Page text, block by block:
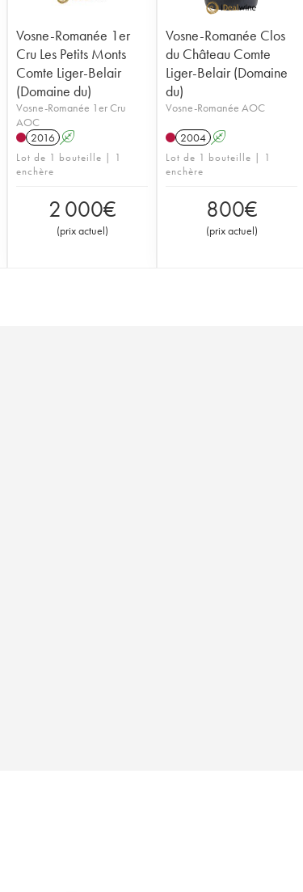
Vosne-Romanée 1er
Cru Les Petits Monts
Comte Liger-Belair
(Domaine du)
Vosne-Romanée 1er Cru
AOC
2016 A
Lot de 1 bouteille | 1
enchère
2 000€
(prix actuel)
Vosne-Romanée Clos
du Château Comte
Liger-Belair (Domaine
du)
Vosne-Romanée AOC
2004 A
Lot de 1 bouteille | 1
enchère
800€
(prix actuel)